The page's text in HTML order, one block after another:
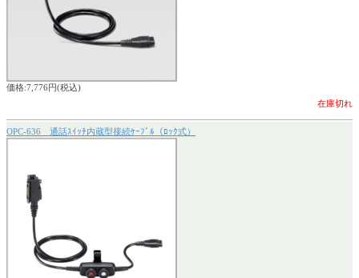
価格:7,776円(税込)
在庫切れ
OPC-636 通話ｽｲｯﾁ内蔵型接続ｹｰﾌﾞﾙ（ﾛｯｸ式）